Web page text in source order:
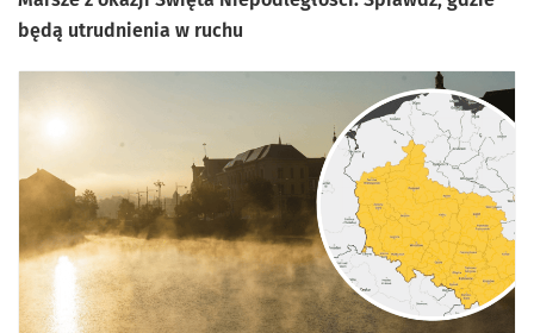
będą utrudnienia w ruchu